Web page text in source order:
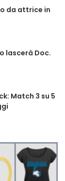
da attrice in
lascerà Doc.
Match 3 su 5